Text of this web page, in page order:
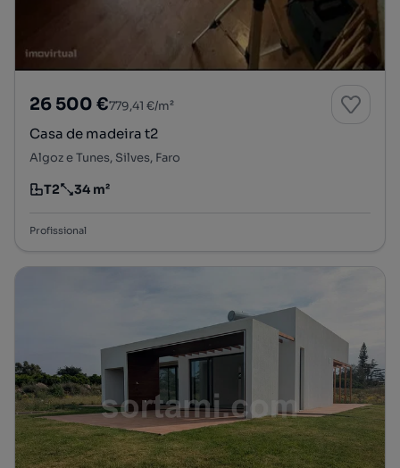
26 500 €779,41 €/m²
Casa de madeira t2
Algoz e Tunes, Silves, Faro
Tipologia
T2
Preço por metro quadrado
34 m²
Profissional